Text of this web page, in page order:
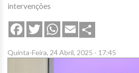
intervenções
FacebookTwitterWhatsApp
Email
Quinta-Feira, 24 Abril, 2025 - 17:45